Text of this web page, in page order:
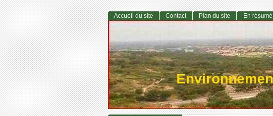
Accueil du site Contact Plan du site En résumé